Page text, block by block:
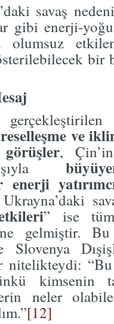
savaş
gibi enerji-
olumsuz
bir
ve
,
” ise
gelmiştir. Bu
nitelikteydi:
kimsenin
neler
[12]